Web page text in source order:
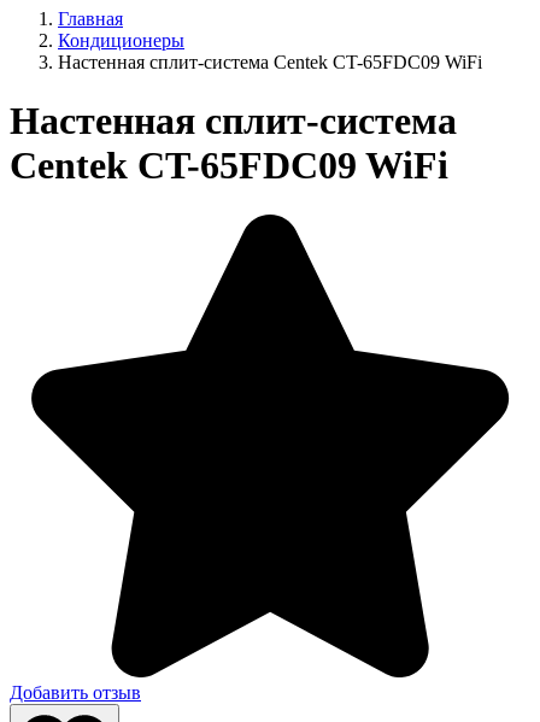
Главная
Кондиционеры
Настенная сплит-система Centek CT-65FDC09 WiFi
Настенная сплит-система
Centek CT-65FDC09 WiFi
Добавить отзыв